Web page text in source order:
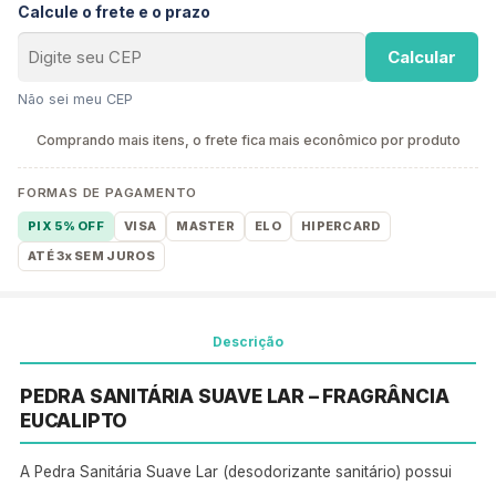
Calcule o frete e o prazo
Calcular
Não sei meu CEP
Comprando mais itens, o frete fica mais econômico por produto
FORMAS DE PAGAMENTO
PIX 5% OFF VISA MASTER ELO
HIPERCARD
ATÉ 3x SEM JUROS
Descrição
PEDRA SANITÁRIA SUAVE LAR – FRAGRÂNCIA
EUCALIPTO
A Pedra Sanitária Suave Lar (desodorizante sanitário) possui